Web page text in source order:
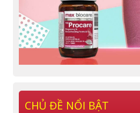
CHỦ ĐỀ NỔI BẬT